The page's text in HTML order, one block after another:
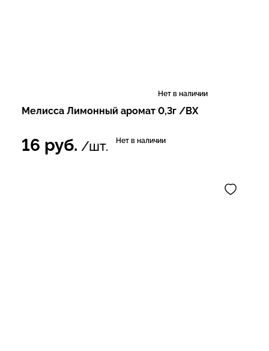
Нет в наличии
Мелисса Лимонный аромат 0,3г /ВХ
16 руб. /шт. Нет в наличии